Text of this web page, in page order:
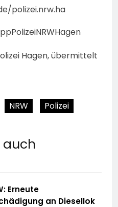
polizei.nrw.ha
Hagen, übermittelt
NRW Polizei
auch
Erneute
an Diesellok